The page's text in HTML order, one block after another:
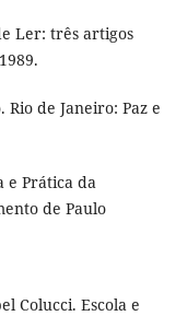
Ler: três artigos
Rio de Janeiro: Paz e
e Prática da
de Paulo
Colucci. Escola e